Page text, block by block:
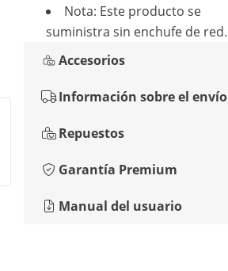
Nota: Este producto se
suministra sin enchufe de red.
Accesorios
Información sobre el envío
Repuestos
Garantía Premium
Manual del usuario